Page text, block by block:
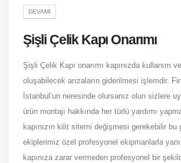
DEVAMI
Şişli Çelik Kapı Onarımı
Şişli Çelik Kapı onarımı kapınızda kullanım
oluşabilecek arızaların giderilmesi işlemdir.
İstanbul’un neresinde olursanız olun sizlere
ürün montajı hakkında her türlü yardımı
kapınızın kilit sitemi değişmesi gerekebilir bu
ekiplerimiz özel profesyonel ekipmanlarla
kapınıza zarar vermeden profesyonel bir